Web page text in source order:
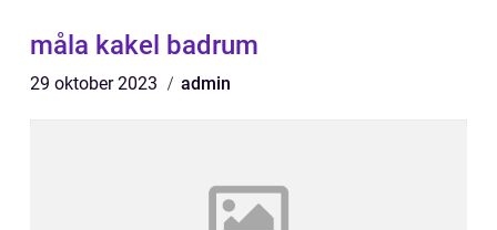
måla kakel badrum
29 oktober 2023 admin